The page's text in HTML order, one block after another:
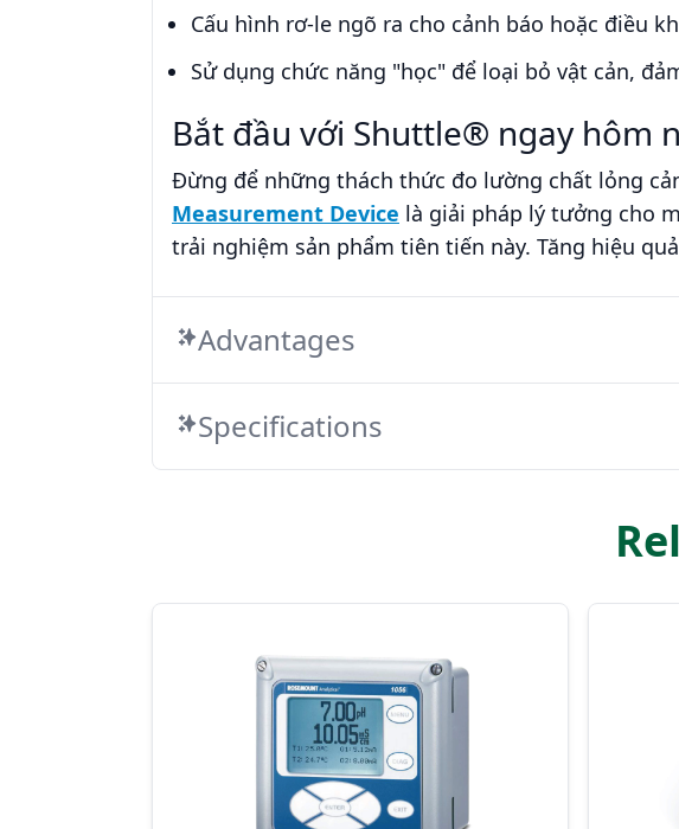
Cấu hình rơ-le ngõ ra cho cảnh báo hoặc điều
Sử dụng chức năng "học" để loại bỏ vật cản,
Bắt đầu với Shuttle® ngay hôm
Đừng để những thách thức đo lường chất lỏng
Measurement Device là giải pháp lý tưởng cho
trải nghiệm sản phẩm tiên tiến này. Tăng hiệu
Advantages
Specifications